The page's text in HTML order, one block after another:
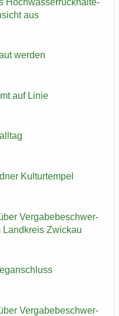
aus
wer­den
auf Linie
Kul­tur­tem­pel
Ver­ga­be­be­schwer­
Land­kreis Zwi­ckau
Ver­ga­be­be­schwer­